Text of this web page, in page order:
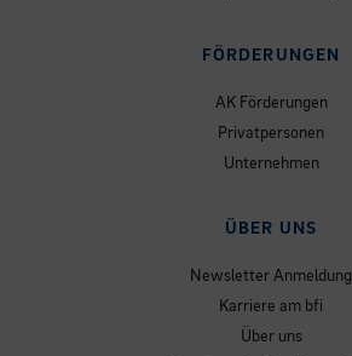
FÖRDERUNGEN
AK Förderungen
Privatpersonen
Unternehmen
ÜBER UNS
Newsletter Anmeldung
Karriere am bfi
Über uns